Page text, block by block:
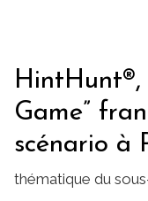
HintHunt®,
Game”
scénario à
thématique du